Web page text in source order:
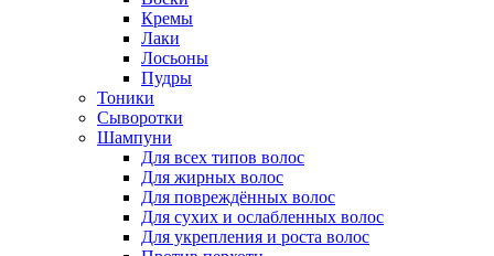
Кремы
Лаки
Лосьоны
Пудры
Тоники
Сыворотки
Шампуни
Для всех типов волос
Для жирных волос
Для повреждённых волос
Для сухих и ослабленных волос
Для укрепления и роста волос